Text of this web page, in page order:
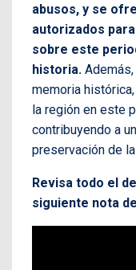
abusos, y se
autorizados
sobre este
historia.
memoria
la región en este
contribuyendo a
preservación de
Revisa todo el
siguiente nota